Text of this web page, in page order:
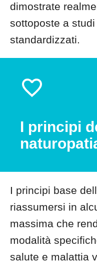
dimostrate
sottoposte a
standardizzati.
I principi
I principi base
riassumersi in
massima che
modalità
salute e malattia